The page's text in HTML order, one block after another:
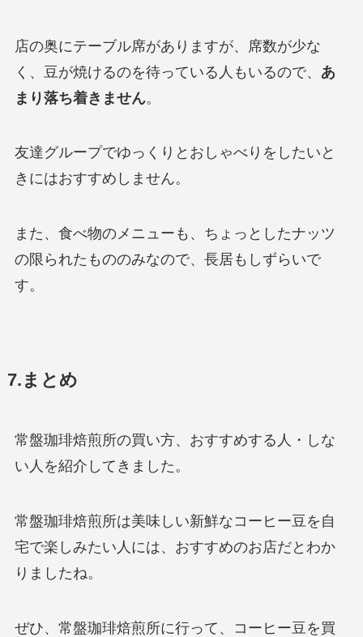
店の奥にテーブル席がありますが、席数が少な
く、豆が焼けるのを待っている人もいるので、 あ
まり落ち着きません。
友達グループでゆっくりとおしゃべりをしたいと
きにはおすすめしません。
また、食べ物のメニューも、ちょっとしたナッツ
の限られたもののみなので、長居もしずらいで
す。
7.まとめ
常盤珈琲焙煎所の買い方、おすすめする人・しな
い人を紹介してきました。
常盤珈琲焙煎所は美味しい新鮮なコーヒー豆を自
宅で楽しみたい人には、おすすめのお店だとわか
りましたね。
ぜひ、常盤珈琲焙煎所に行って、コーヒー豆を買